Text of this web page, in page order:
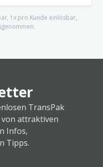
1x pro Kunde einlösbar,
TransPak
attraktiven
Infos,
Tipps.